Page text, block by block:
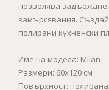
позволява
замърсявания.
полирани кухненски
Име на модела: Milan
Размери: 60x120 см
Повърхност: полирана